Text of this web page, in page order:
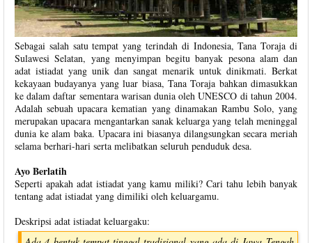
Sebagai salah satu tempat yang terindah di Indonesia, Tana Toraja di
Sulawesi Selatan, yang menyimpan begitu banyak pesona alam dan
adat istiadat yang unik dan sangat menarik untuk dinikmati. Berkat
kekayaan budayanya yang luar biasa, Tana Toraja bahkan dimasukkan
ke dalam daftar sementara warisan dunia oleh UNESCO di tahun 2004.
Adalah sebuah upacara kematian yang dinamakan Rambu Solo, yang
merupakan upacara mengantarkan sanak keluarga yang telah meninggal
dunia ke alam baka. Upacara ini biasanya dilangsungkan secara meriah
selama berhari-hari serta melibatkan seluruh penduduk desa.
Ayo Berlatih
Seperti apakah adat istiadat yang kamu miliki? Cari tahu lebih banyak
tentang adat istiadat yang dimiliki oleh keluargamu.
Deskripsi adat istiadat keluargaku: